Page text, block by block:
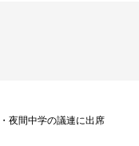
夜間中学の議連に出席